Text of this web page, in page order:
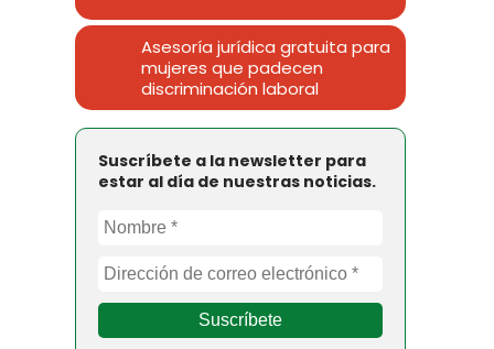
Asesoría jurídica gratuita para
mujeres que padecen
discriminación laboral
Suscríbete a la newsletter para
estar al día de nuestras noticias.